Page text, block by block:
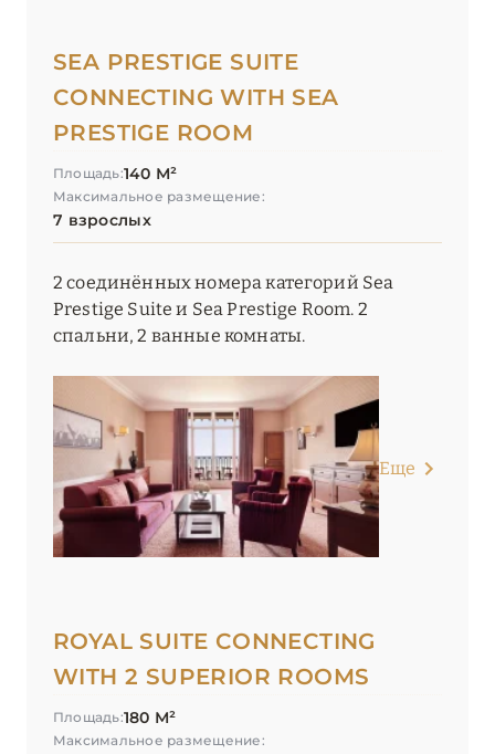
SEA PRESTIGE SUITE
CONNECTING WITH SEA
PRESTIGE ROOM
Площадь:140 М²
Максимальное размещение:
7 взрослых
2 соединённых номера категорий Sea
Prestige Suite и Sea Prestige Room. 2
спальни, 2 ванные комнаты.
Еще
ROYAL SUITE CONNECTING
WITH 2 SUPERIOR ROOMS
Площадь:180 М²
Максимальное размещение: